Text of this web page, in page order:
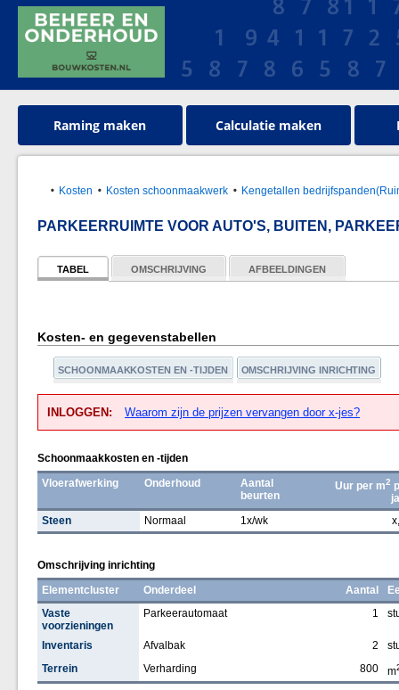
Raming maken Calculatie maken
Kosten Kosten schoonmaakwerk Kengetallen
PARKEERRUIMTE VOOR AUTO'S, BUITEN,
TABEL OMSCHRIJVING AFBEELDINGEN
Kosten- en gegevenstabellen
SCHOONMAAKKOSTEN EN -TIJDEN OMSCHRIJVING INRICHTING
INLOGGEN: Waarom zijn de prijzen vervangen door x-jes?
Schoonmaakkosten en -tijden
Vloerafwerking
Onderhoud
Aantal
beurten
Uur per m2
Steen
Normaal 1x/wk
Omschrijving inrichting
Elementcluster
Onderdeel Aantal
Vaste
voorzieningen
Parkeerautomaat 1
Inventaris Afvalbak 2
Terrein
Verharding 800 m